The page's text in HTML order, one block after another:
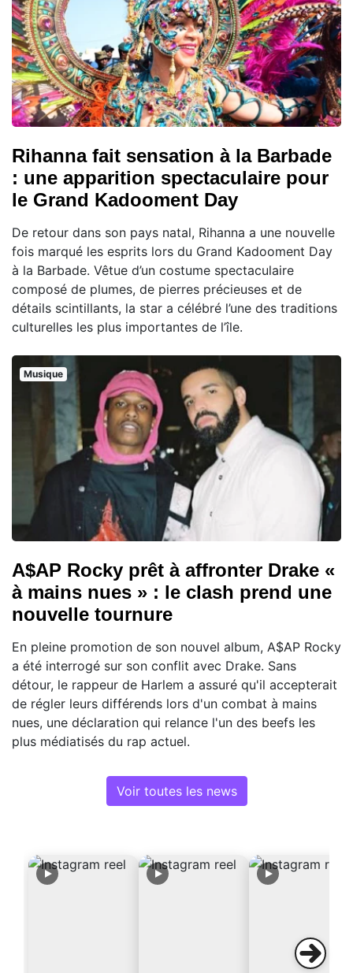
Rihanna fait sensation à la Barbade
: une apparition spectaculaire pour
le Grand Kadooment Day
De retour dans son pays natal, Rihanna a une nouvelle
fois marqué les esprits lors du Grand Kadooment Day
à la Barbade. Vêtue d’un costume spectaculaire
composé de plumes, de pierres précieuses et de
détails scintillants, la star a célébré l’une des traditions
culturelles les plus importantes de l’île.
Musique
A$AP Rocky prêt à affronter Drake «
à mains nues » : le clash prend une
nouvelle tournure
En pleine promotion de son nouvel album, A$AP Rocky
a été interrogé sur son conflit avec Drake. Sans
détour, le rappeur de Harlem a assuré qu'il accepterait
de régler leurs différends lors d'un combat à mains
nues, une déclaration qui relance l'un des beefs les
plus médiatisés du rap actuel.
Voir toutes les news